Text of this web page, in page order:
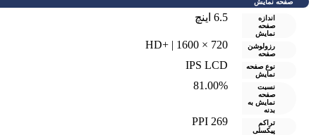
صفحه نمایش
اندازه
صفحه
نمایش
6.5 اینچ
رزولوشن
صفحه
720 × 1600 | +HD
نوع صفحه
نمایش
IPS LCD
نسبت
صفحه
نمایش به
بدنه
81.00%
تراکم
پیکسلی
269 PPI